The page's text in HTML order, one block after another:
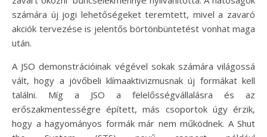
számára új jogi lehetőségeket teremtett, mivel a zavaró
akciók tervezése is jelentős börtönbüntetést vonhat maga
után.
A JSO demonstrációinak végével sokak számára világossá
vált, hogy a jövőbeli klímaaktivizmusnak új formákat kell
találni. Míg a JSO a felelősségvállalásra és az
erőszakmentességre épített, más csoportok úgy érzik,
hogy a hagyományos formák már nem működnek. A Shut